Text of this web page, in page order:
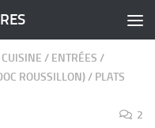
/ ENTRÉES /
ROUSSILLON)/ PLATS
2